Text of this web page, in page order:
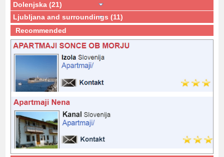
Dolenjska (21)
Ljubljana and surroundings (11)
Recommended